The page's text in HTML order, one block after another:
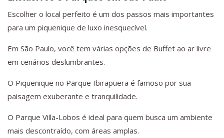
Escolher o local perfeito é um dos passos mais importantes
para um piquenique de luxo inesquecível.
Em São Paulo, você tem várias opções de Buffet ao ar livre
em cenários deslumbrantes.
O Piquenique no Parque Ibirapuera é famoso por sua
paisagem exuberante e tranquilidade.
O Parque Villa-Lobos é ideal para quem busca um ambiente
mais descontraído, com áreas amplas.